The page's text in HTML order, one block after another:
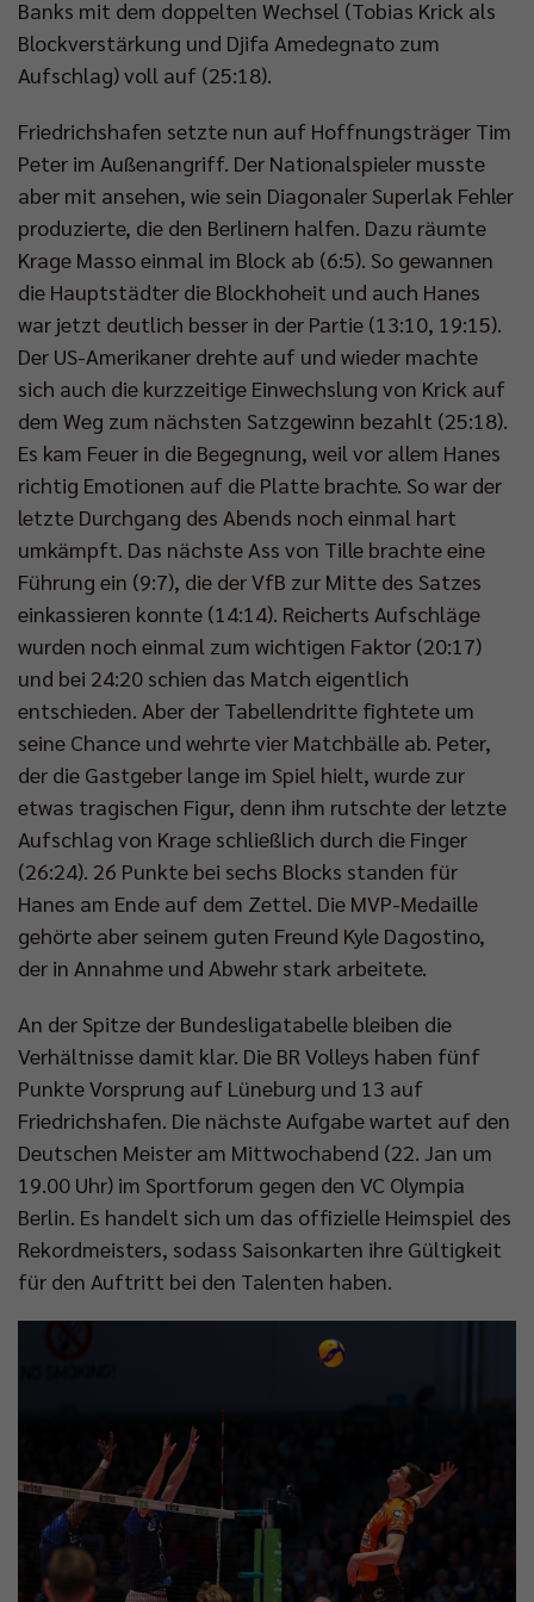
Banks mit dem doppelten Wechsel (Tobias Krick als
Blockverstärkung und Djifa Amedegnato zum
Aufschlag) voll auf (25:18).
Friedrichshafen setzte nun auf Hoffnungsträger Tim
Peter im Außenangriff. Der Nationalspieler musste
aber mit ansehen, wie sein Diagonaler Superlak Fehler
produzierte, die den Berlinern halfen. Dazu räumte
Krage Masso einmal im Block ab (6:5). So gewannen
die Hauptstädter die Blockhoheit und auch Hanes
war jetzt deutlich besser in der Partie (13:10, 19:15).
Der US-Amerikaner drehte auf und wieder machte
sich auch die kurzzeitige Einwechslung von Krick auf
dem Weg zum nächsten Satzgewinn bezahlt (25:18).
Es kam Feuer in die Begegnung, weil vor allem Hanes
richtig Emotionen auf die Platte brachte. So war der
letzte Durchgang des Abends noch einmal hart
umkämpft. Das nächste Ass von Tille brachte eine
Führung ein (9:7), die der VfB zur Mitte des Satzes
einkassieren konnte (14:14). Reicherts Aufschläge
wurden noch einmal zum wichtigen Faktor (20:17)
und bei 24:20 schien das Match eigentlich
entschieden. Aber der Tabellendritte fightete um
seine Chance und wehrte vier Matchbälle ab. Peter,
der die Gastgeber lange im Spiel hielt, wurde zur
etwas tragischen Figur, denn ihm rutschte der letzte
Aufschlag von Krage schließlich durch die Finger
(26:24). 26 Punkte bei sechs Blocks standen für
Hanes am Ende auf dem Zettel. Die MVP-Medaille
gehörte aber seinem guten Freund Kyle Dagostino,
der in Annahme und Abwehr stark arbeitete.
An der Spitze der Bundesligatabelle bleiben die
Verhältnisse damit klar. Die BR Volleys haben fünf
Punkte Vorsprung auf Lüneburg und 13 auf
Friedrichshafen. Die nächste Aufgabe wartet auf den
Deutschen Meister am Mittwochabend (22. Jan um
19.00 Uhr) im Sportforum gegen den VC Olympia
Berlin. Es handelt sich um das offizielle Heimspiel des
Rekordmeisters, sodass Saisonkarten ihre Gültigkeit
für den Auftritt bei den Talenten haben.